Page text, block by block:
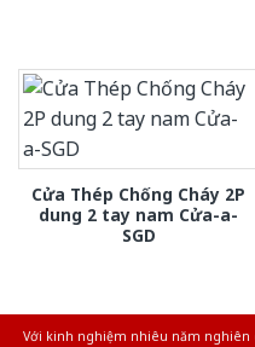
Cửa Thép Chống Cháy 2P
dung 2 tay nam Cửa-a-
SGD
Với kinh nghiệm nhiêu năm